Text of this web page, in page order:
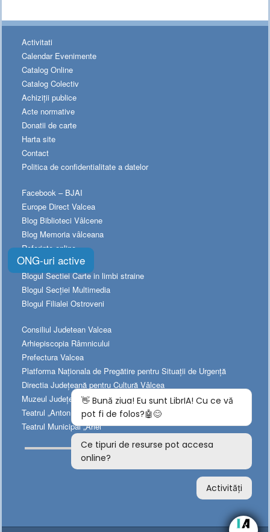
Activitati
Calendar Evenimente
Catalog Online
Catalog Colectiv
Achiziții publice
Acte normative
Donatii de carte
Harta site
Contact
Politica de confidentialitate a datelor
Facebook – BJAI
Europe Direct Valcea
Blog Biblioteci Vâlcene
Blog Memoria vâlceana
Referinte online
Cartea de cinci stele
Blogul Sectiei Carte in limbi straine
Blogul Secției Multimedia
Blogul Filialei Ostroveni
Consiliul Judetean Valcea
Arhiepiscopia Râmnicului
Prefectura Valcea
Platforma Naționala de Pregătire pentru Situații de Urgență
Directia Judeţeană pentru Cultură Vâlcea
Muzeul Judeţean de Istorie
Teatrul „Anton Pann”
Teatrul Municipal „Ariel”
ONG-uri active